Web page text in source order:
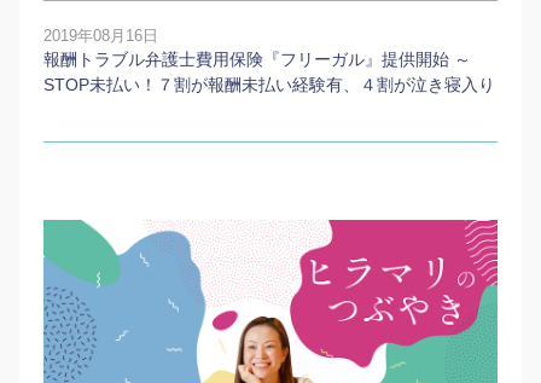
2019年08月16日
報酬トラブル弁護士費用保険『フリーガル』提供開始 ～
STOP未払い！７割が報酬未払い経験有、４割が泣き寝入り